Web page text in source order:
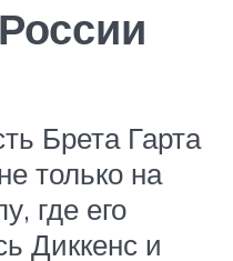
Брета Гарта
только на
где его
Диккенс и